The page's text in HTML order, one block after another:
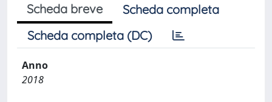
Scheda breve
Scheda completa
Scheda completa (DC)
Anno
2018